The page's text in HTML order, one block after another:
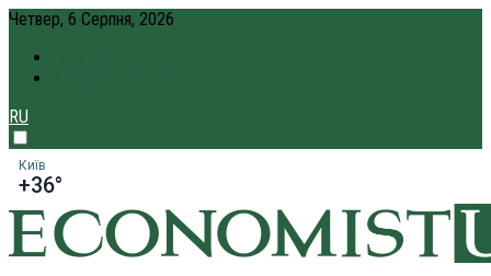
Четвер, 6 Серпня, 2026
RU
Київ
+36°